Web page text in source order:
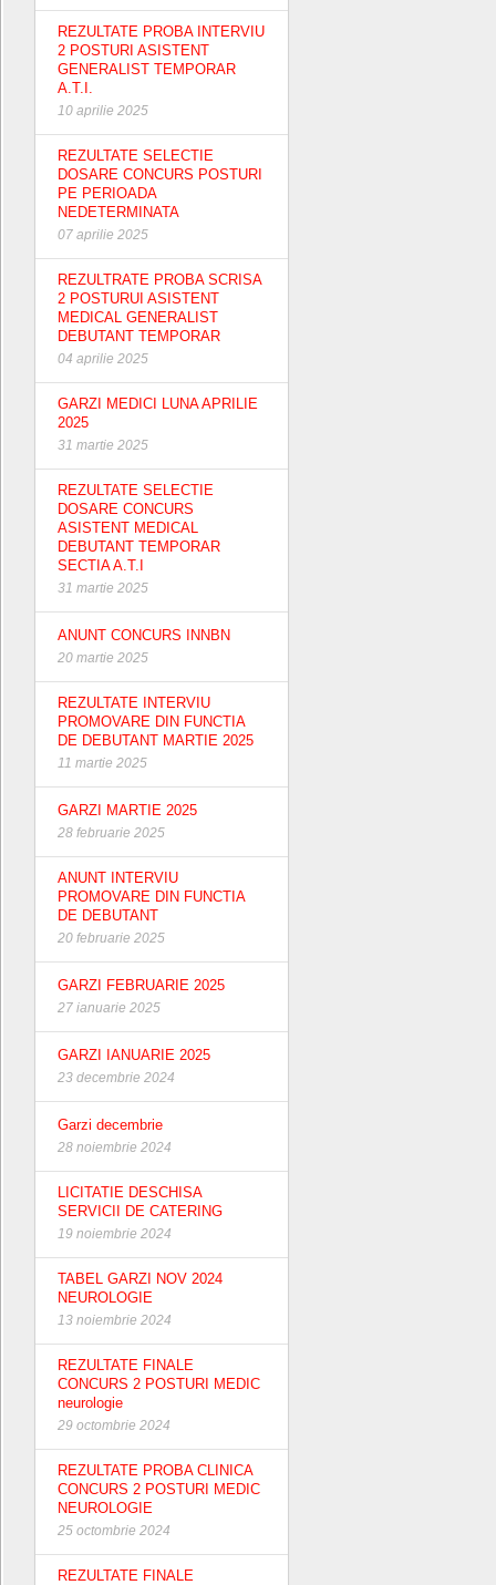
REZULTATE PROBA INTERVIU
2 POSTURI ASISTENT
GENERALIST TEMPORAR
A.T.I.
10 aprilie 2025
REZULTATE SELECTIE
DOSARE CONCURS POSTURI
PE PERIOADA
NEDETERMINATA
07 aprilie 2025
REZULTRATE PROBA SCRISA
2 POSTURUI ASISTENT
MEDICAL GENERALIST
DEBUTANT TEMPORAR
04 aprilie 2025
GARZI MEDICI LUNA APRILIE
2025
31 martie 2025
REZULTATE SELECTIE
DOSARE CONCURS
ASISTENT MEDICAL
DEBUTANT TEMPORAR
SECTIA A.T.I
31 martie 2025
ANUNT CONCURS INNBN
20 martie 2025
REZULTATE INTERVIU
PROMOVARE DIN FUNCTIA
DE DEBUTANT MARTIE 2025
11 martie 2025
GARZI MARTIE 2025
28 februarie 2025
ANUNT INTERVIU
PROMOVARE DIN FUNCTIA
DE DEBUTANT
20 februarie 2025
GARZI FEBRUARIE 2025
27 ianuarie 2025
GARZI IANUARIE 2025
23 decembrie 2024
Garzi decembrie
28 noiembrie 2024
LICITATIE DESCHISA
SERVICII DE CATERING
19 noiembrie 2024
TABEL GARZI NOV 2024
NEUROLOGIE
13 noiembrie 2024
REZULTATE FINALE
CONCURS 2 POSTURI MEDIC
neurologie
29 octombrie 2024
REZULTATE PROBA CLINICA
CONCURS 2 POSTURI MEDIC
NEUROLOGIE
25 octombrie 2024
REZULTATE FINALE